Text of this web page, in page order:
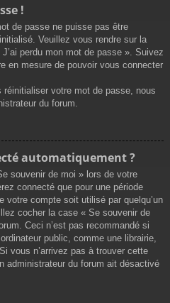
!
de passe ne puisse pas être
Veuillez vous rendre sur la
perdu mon mot de passe ». Suivez
en mesure de pouvoir vous connecter
votre mot de passe, nous
du forum.
automatiquement ?
souvenir de moi » lors de votre
connecté que pour une période
votre compte soit utilisé par quelqu’un
cocher la case « Se souvenir de
Ceci n’est pas recommandé si
public, comme une librairie,
vous n’arrivez pas à trouver cette
administrateur du forum ait désactivé